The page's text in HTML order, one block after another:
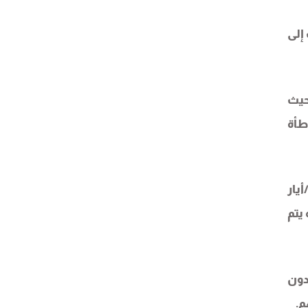
والدفاع في الكنيست في 13 مايو/أيار
يتم